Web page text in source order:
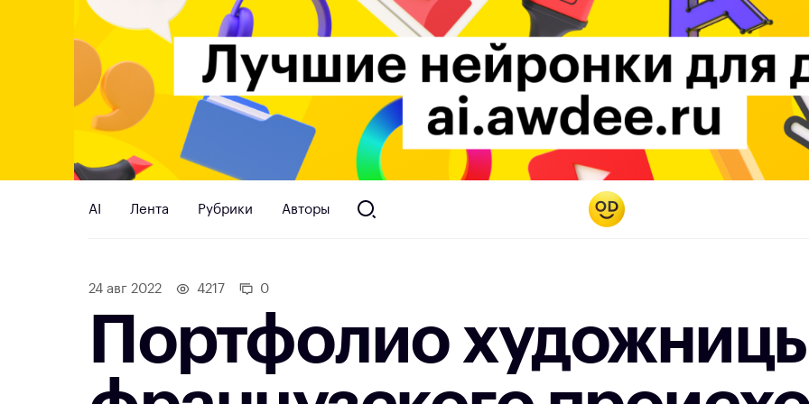
AI Лента Рубрики Авторы
24 авг 2022 4217 0
Портфолио